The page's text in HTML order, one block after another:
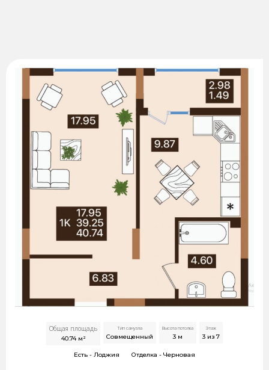
Общая площадь
40.74м²
Тип санузла
Совмещенный
Высота потолка
3 м
Этаж
3 из 7
Есть - Лоджия Отделка - Черновая